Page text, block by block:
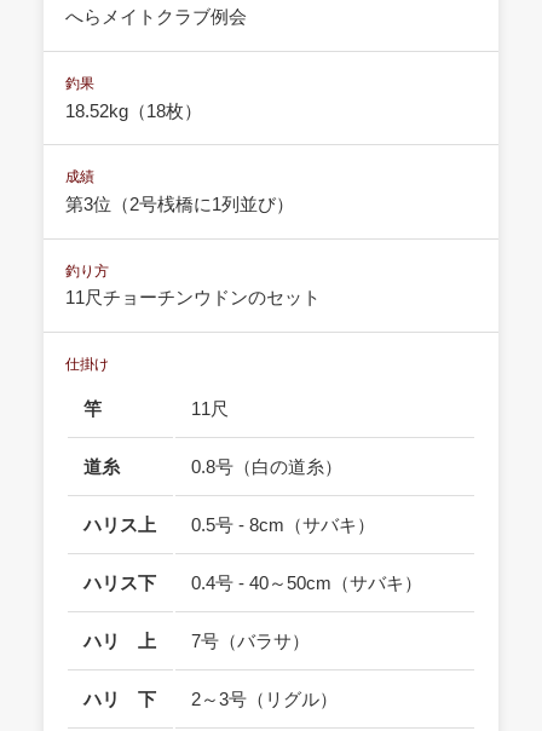
へらメイトクラブ例会
釣果
18.52kg（18枚）
成績
第3位（2号桟橋に1列並び）
釣り方
11尺チョーチンウドンのセット
仕掛け
竿 11尺
道糸 0.8号（白の道糸）
ハリス上 0.5号 - 8cm（サバキ）
ハリス下 0.4号 - 40～50cm（サバキ）
ハリ 上 7号（バラサ）
ハリ 下 2～3号（リグル）